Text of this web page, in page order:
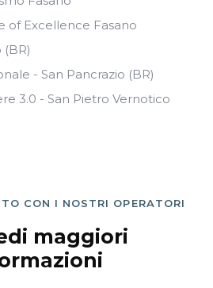
of Excellence Fasano
(BR)
- San Pancrazio (BR)
3.0 - San Pietro Vernotico
CON I NOSTRI OPERATORI
maggiori